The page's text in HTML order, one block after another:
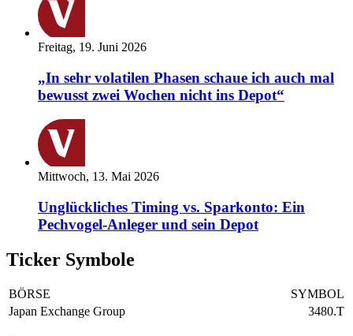
Freitag, 19. Juni 2026
„In sehr volatilen Phasen schaue ich auch mal
bewusst zwei Wochen nicht ins Depot“
Mittwoch, 13. Mai 2026
Unglückliches Timing vs. Sparkonto: Ein
Pechvogel-Anleger und sein Depot
Ticker Symbole
BÖRSE
SYMBOL
Japan Exchange Group
3480.T